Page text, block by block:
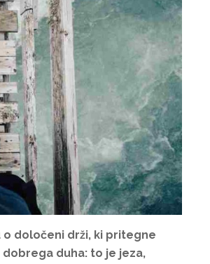
določeni drži, ki pritegne
duha: to je jeza,